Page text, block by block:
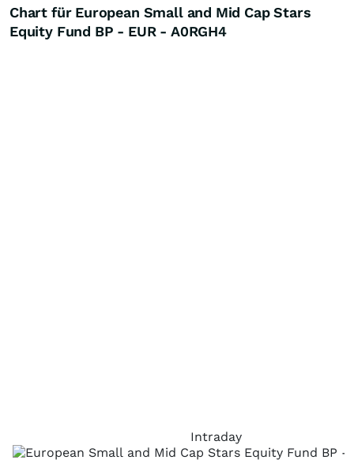
Chart für European Small and Mid Cap Stars
Equity Fund BP - EUR - A0RGH4
Intraday